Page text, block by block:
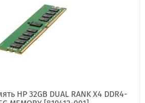
HP 32GB DUAL RANK X4 DDR4-